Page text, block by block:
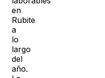
en
Rubite
a
lo
largo
del
año.